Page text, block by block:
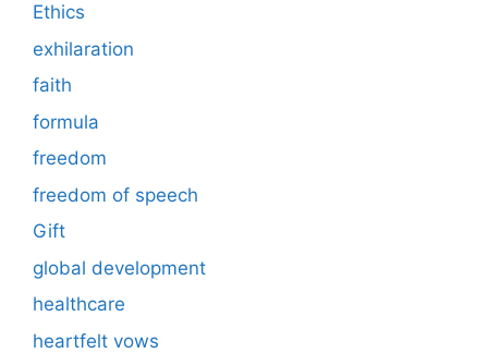
Ethics
exhilaration
faith
formula
freedom
freedom of speech
Gift
global development
healthcare
heartfelt vows